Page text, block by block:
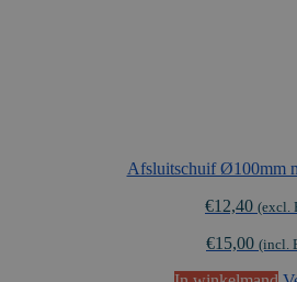
Afsluitschuif Ø100mm
€12,40 (excl.
€15,00 (incl.